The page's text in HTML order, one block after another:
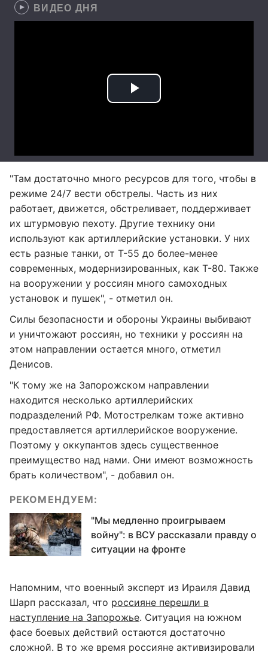
ВИДЕО ДНЯ
"Там достаточно много ресурсов для того, чтобы в
режиме 24/7 вести обстрелы. Часть из них
работает, движется, обстреливает, поддерживает
их штурмовую пехоту. Другие технику они
используют как артиллерийские установки. У них
есть разные танки, от Т-55 до более-менее
современных, модернизированных, как Т-80. Также
на вооружении у россиян много самоходных
установок и пушек", - отметил он.
Силы безопасности и обороны Украины выбивают
и уничтожают россиян, но техники у россиян на
этом направлении остается много, отметил
Денисов.
"К тому же на Запорожском направлении
находится несколько артиллерийских
подразделений РФ. Мотострелкам тоже активно
предоставляется артиллерийское вооружение.
Поэтому у оккупантов здесь существенное
преимущество над нами. Они имеют возможность
брать количеством", - добавил он.
РЕКОМЕНДУЕМ:
"Мы медленно проигрываем
войну": в ВСУ рассказали правду о
ситуации на фронте
Напомним, что военный эксперт из Ираиля Давид
Шарп рассказал, что россияне перешли в
наступление на Запорожье. Ситуация на южном
фасе боевых действий остаются достаточно
сложной. В то же время россияне активизировали